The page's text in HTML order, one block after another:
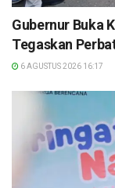
Gubernur Buka
Tegaskan
6 AGUSTUS 2026 16:17